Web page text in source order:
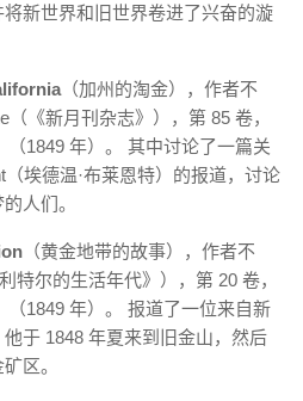
新世界和旧世界卷进了兴奋的漩
（加州的淘金），作者不
《新月刊杂志》），第 85 卷，
（1849 年）。 其中讨论了一篇关
埃德温·布莱恩特）的报道，讨论
人们。
（黄金地带的故事），作者不
特尔的生活年代》），第 20 卷，
（1849 年）。 报道了一位来自新
于 1848 年夏来到旧金山，然后
区。